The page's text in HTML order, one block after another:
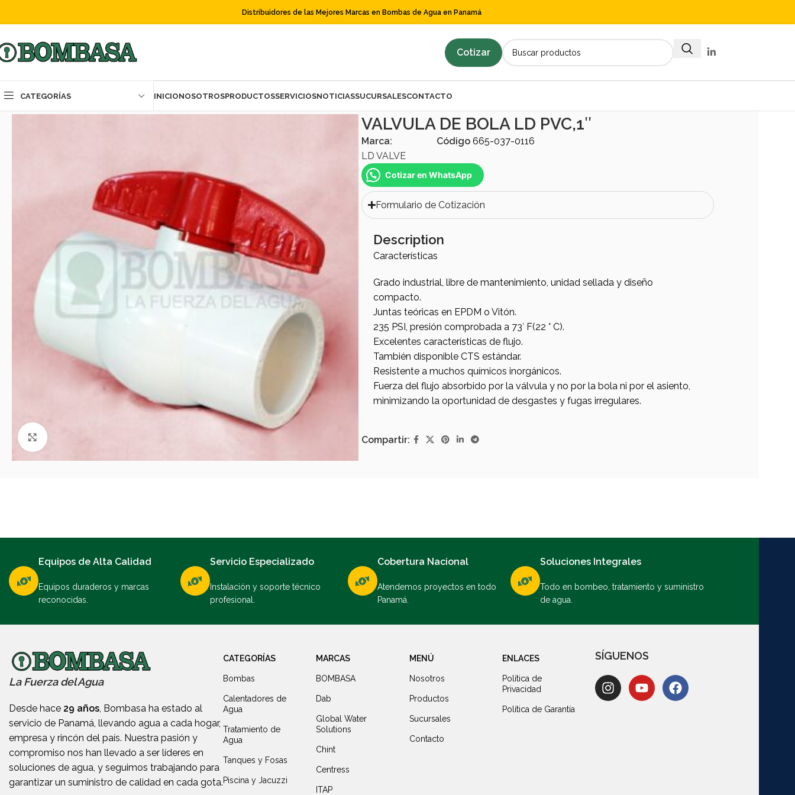
Distribuidores de las Mejores Marcas en Bombas de Agua en Panamá
Cotizar
CATEGORÍAS INICIONOSOTROSPRODUCTOSSERVICIOSNOTICIASSUCURSALESCONTACTO
VALVULA DE BOLA LD PVC,1″
Marca:
LD VALVE
Código 665-037-0116
Cotizar en WhatsApp
Formulario de Cotización
Description
Características
Grado industrial, libre de mantenimiento, unidad sellada y diseño
compacto.
Juntas teóricas en EPDM o Vitón.
235 PSI, presión comprobada a 73′ F(22 ° C).
Excelentes características de flujo.
También disponible CTS estándar.
Resistente a muchos químicos inorgánicos.
Fuerza del flujo absorbido por la válvula y no por la bola ni por el asiento,
minimizando la oportunidad de desgastes y fugas irregulares.
Compartir:
Equipos de Alta Calidad
Equipos duraderos y marcas
reconocidas.
Servicio Especializado
Instalación y soporte técnico
profesional.
Cobertura Nacional
Atendemos proyectos en todo
Panamá.
Soluciones Integrales
Todo en bombeo, tratamiento y suministro
de agua.
La Fuerza del Agua
Desde hace 29 años, Bombasa ha estado al
servicio de Panamá, llevando agua a cada hogar,
empresa y rincón del país. Nuestra pasión y
compromiso nos han llevado a ser líderes en
soluciones de agua, y seguimos trabajando para
garantizar un suministro de calidad en cada gota.
CATEGORÍAS
Bombas
Calentadores de
Agua
Tratamiento de
Agua
Tanques y Fosas
Piscina y Jacuzzi
MARCAS
BOMBASA
Dab
Global Water
Solutions
Chint
Centress
ITAP
MENÚ
Nosotros
Productos
Sucursales
Contacto
ENLACES
Política de
Privacidad
Política de Garantía
SÍGUENOS